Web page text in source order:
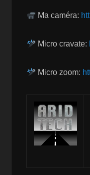
Ma caméra:
Micro cravate:
Micro zoom: